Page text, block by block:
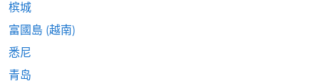
槟城
富國島 (越南)
悉尼
青岛